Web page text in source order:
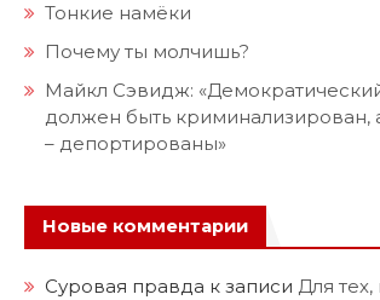
Тонкие намёки
Почему ты молчишь?
Майкл Сэвидж:
должен быть криминализирован,
– депортированы»
Новые комментарии
Суровая правда к записи Для